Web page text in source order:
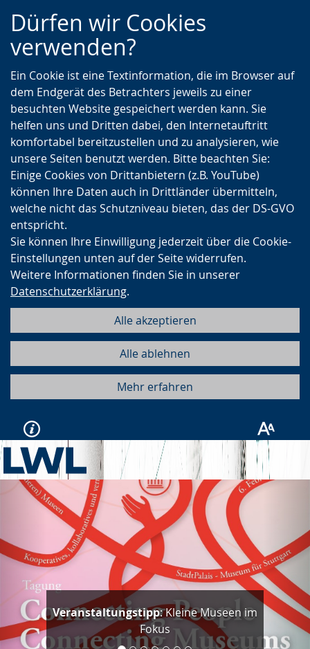
Zur
Hauptnavigation
Zur
Seitennavigation
Zum
Inhalt
Dürfen wir Cookies
verwenden?
Ein Cookie ist eine Textinformation, die im Browser auf
dem Endgerät des Betrachters jeweils zu einer
besuchten Website gespeichert werden kann. Sie
helfen uns und Dritten dabei, den Internetauftritt
komfortabel bereitzustellen und zu analysieren, wie
unsere Seiten benutzt werden. Bitte beachten Sie:
Einige Cookies von Drittanbietern (z.B. YouTube)
können Ihre Daten auch in Drittländer übermitteln,
welche nicht das Schutzniveau bieten, das der DS-GVO
entspricht.
Sie können Ihre Einwilligung jederzeit über die Cookie-
Einstellungen unten auf der Seite widerrufen.
Weitere Informationen finden Sie in unserer
Datenschutzerklärung.
Alle akzeptieren
Alle ablehnen
Mehr erfahren
Veranstaltungstipp: Kleine Museen im
Fokus
Vorherige